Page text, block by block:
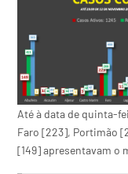
Até à data de quinta-
Faro [223], Portimão
[149] apresentavam o